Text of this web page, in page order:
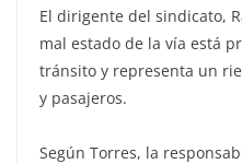
El dirigente del sindicato,
mal estado de la vía está
tránsito y representa un
y pasajeros.
Según Torres, la